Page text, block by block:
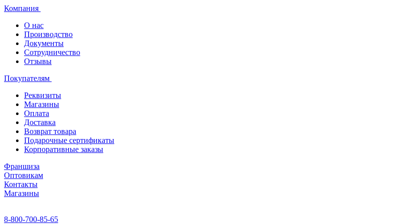
Компания
О нас
Производство
Документы
Сотрудничество
Отзывы
Покупателям
Реквизиты
Магазины
Оплата
Доставка
Возврат товара
Подарочные сертификаты
Корпоративные заказы
Франшиза
Оптовикам
Контакты
Магазины
8-800-700-85-65